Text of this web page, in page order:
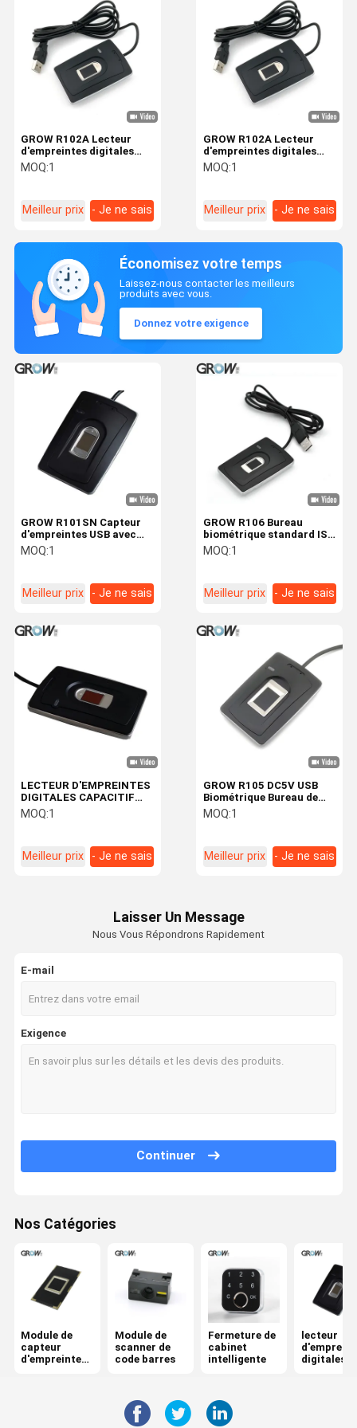
Qualité
Contacter
Un Devis
Module de scanner de code barres
Fermeture de cabinet intelligente
lecteur d'empreintes digitales d'usb
Tableau de contrôle des empreintes digitales
Parties du module d'empreintes digitales
GROW R102A Lecteur
d'empreintes digitales
USB capacitif avec DC5V
208*288 Pixel 1500
d'accès Windows Android
MOQ:1
Meilleur prix
- Je ne sais
GROW R102A Lecteur
d'empreintes digitales
USB capacitif avec DC5V
208*288 Pixel 1500
d'accès Windows Android
MOQ:1
Meilleur prix
- Je ne sais
Économisez votre temps
Laissez-nous contacter les meilleurs
produits avec vous.
Donnez votre exigence
GROW R106 Bureau
biométrique standard ISO
ANSI Lecteur
d'empreintes digitales
charge Windows Android
MOQ:1
Meilleur prix
- Je ne sais
GROW R101SN Capteur
d'empreintes USB avec
Windows98,Me,NT4.0,2000Je
ne sais pas.
MOQ:1
Meilleur prix
- Je ne sais
GROW R105 DC5V USB
Biométrique Bureau de
grande taille Lecteur
d'empreintes digitales
gratuit 1000 Capacité de
support Android
MOQ:1
Meilleur prix
- Je ne sais
LECTEUR D'EMPREINTES
DIGITALES CAPACITIF
USB DE BUREAU
BIOMÉTRIQUE GROW
CAPACITÉ POUR LINUX
WINDOWS ANDROID SDK
MOQ:1
Meilleur prix
- Je ne sais
Laisser Un Message
Nous Vous Répondrons Rapidement
E-mail
Exigence
Continuer
Nos Catégories
Module de
capteur
d'empreinte
Module de
scanner de
code barres
Fermeture de
cabinet
intelligente
lecteur
digitales